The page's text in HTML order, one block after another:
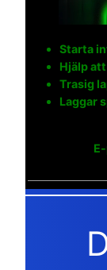
Starta
Hjälp
Trasig
Laggar